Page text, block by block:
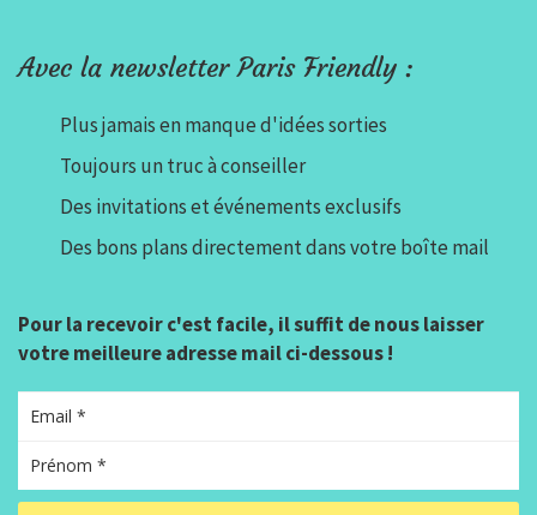
Avec la newsletter Paris Friendly :
Plus jamais en manque d'idées sorties
Toujours un truc à conseiller
Des invitations et événements exclusifs
Des bons plans directement dans votre boîte mail
Pour la recevoir c'est facile, il suffit de nous laisser
votre meilleure adresse mail ci-dessous !